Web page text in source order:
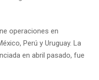
operaciones en
Perú y Uruguay. La
en abril pasado, fue